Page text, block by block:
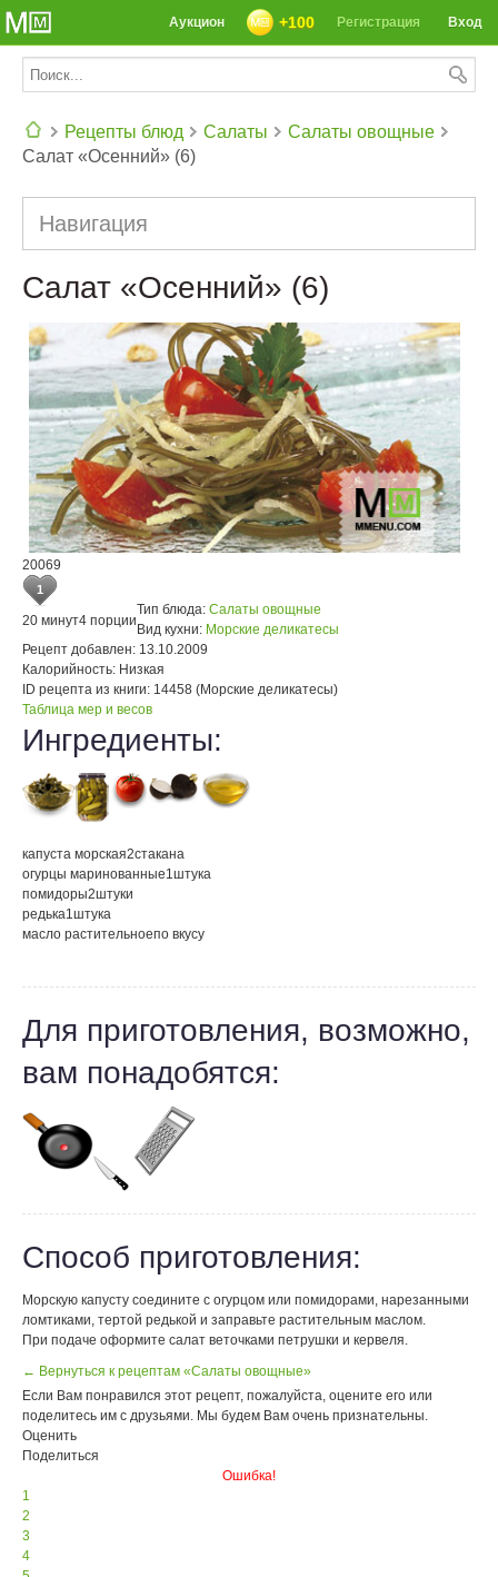
Вход
Регистрация
+100
Аукцион
Рецепты блюд Салаты
Салаты овощные
Салат «Осенний» (6)
Навигация
Салат «Осенний» (6)
20069
1
20 минут4 порции
Тип блюда: Салаты овощные
Вид кухни: Морские деликатесы
Рецепт добавлен: 13.10.2009
Калорийность: Низкая
ID рецепта из книги: 14458 (Морские деликатесы)
Таблица мер и весов
Ингредиенты:
капуста морская2стакана
огурцы маринованные1штука
помидоры2штуки
редька1штука
масло растительноепо вкусу
Для приготовления, возможно,
вам понадобятся:
Способ приготовления:
Морскую капусту соедините с огурцом или помидорами, нарезанными
ломтиками, тертой редькой и заправьте растительным маслом.
При подаче оформите салат веточками петрушки и кервеля.
← Вернуться к рецептам «Салаты овощные»
Если Вам понравился этот рецепт, пожалуйста, оцените его или
поделитесь им с друзьями. Мы будем Вам очень признательны.
Оценить
Поделиться
Ошибка!
1
2
3
4